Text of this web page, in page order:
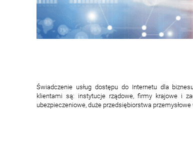
Świadczenie usług dostępu do Internetu dla
klientami są: instytucje rządowe, firmy krajowe i
ubezpieczeniowe, duże przedsiębiorstwa